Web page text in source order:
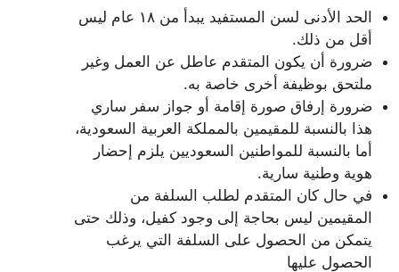
الحد الأدنى لسن المستفيد يبدأ من ١٨ عام ليس
أقل من ذلك.
ضرورة أن يكون المتقدم عاطل عن العمل وغير
ملتحق بوظيفة أخرى خاصة به.
ضرورة إرفاق صورة إقامة أو جواز سفر ساري
هذا بالنسبة للمقيمين بالمملكة العربية السعودية،
أما بالنسبة للمواطنين السعوديين يلزم إحضار
هوية وطنية سارية.
في حال كان المتقدم لطلب السلفة من
المقيمين ليس بحاجة إلى وجود كفيل، وذلك حتى
يتمكن من الحصول على السلفة التي يرغب
الحصول عليها